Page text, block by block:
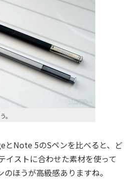
。
Note 5のSペンを比べると、ど
イストに合わせた素材を使って
ほうが高級感ありますね。